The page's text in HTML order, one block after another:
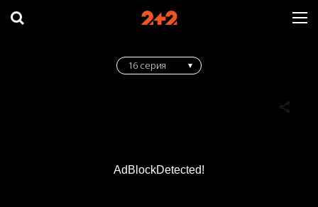
AdBlockDetected!
16 серия